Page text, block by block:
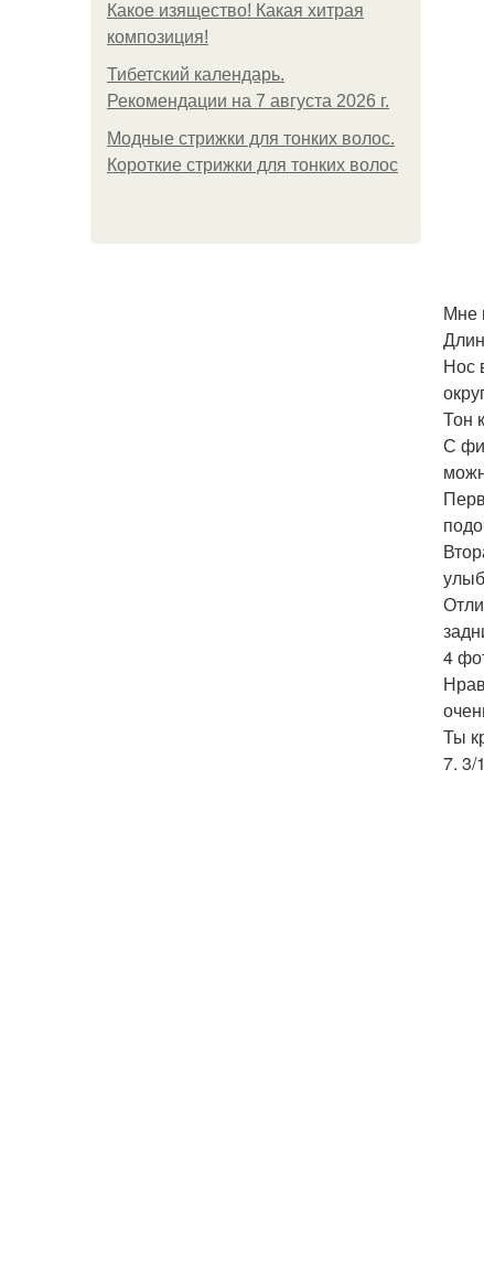
Какое изящество! Какая хитрая
композиция!
Тибетский календарь.
Рекомендации на 7 августа 2026 г.
Модные стрижки для тонких волос.
Короткие стрижки для тонких волос
Мне
Нос
Тон
С
4
Ты
7. 3/